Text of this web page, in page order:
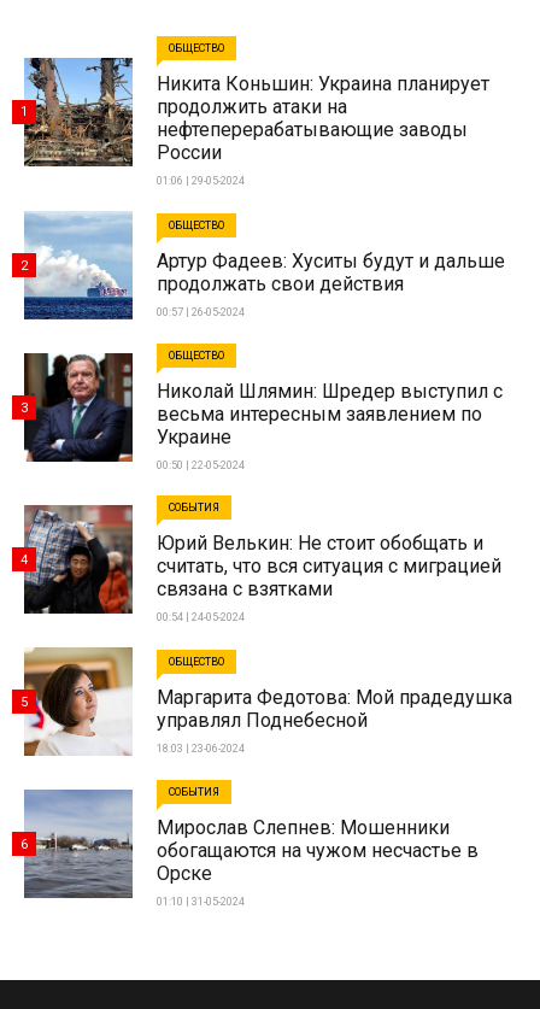
ОБЩЕСТВО
Никита Коньшин: Украина планирует
продолжить атаки на
нефтеперерабатывающие заводы
России
01:06 | 29-05-2024
1
ОБЩЕСТВО
Артур Фадеев: Хуситы будут и дальше
продолжать свои действия
00:57 | 26-05-2024
2
ОБЩЕСТВО
Николай Шлямин: Шредер выступил с
весьма интересным заявлением по
Украине
00:50 | 22-05-2024
3
СОБЫТИЯ
Юрий Велькин: Не стоит обобщать и
считать, что вся ситуация с миграцией
связана с взятками
00:54 | 24-05-2024
4
ОБЩЕСТВО
Маргарита Федотова: Мой прадедушка
управлял Поднебесной
18:03 | 23-06-2024
5
СОБЫТИЯ
Мирослав Слепнев: Мошенники
обогащаются на чужом несчастье в
Орске
01:10 | 31-05-2024
6